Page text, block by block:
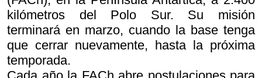
kilómetros del Polo Sur. Su misión
terminará en marzo, cuando la base tenga
que cerrar nuevamente, hasta la próxima
temporada.